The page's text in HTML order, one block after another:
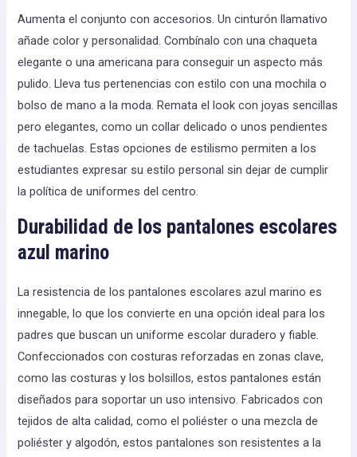
Aumenta el conjunto con accesorios. Un cinturón llamativo
añade color y personalidad. Combínalo con una chaqueta
elegante o una americana para conseguir un aspecto más
pulido. Lleva tus pertenencias con estilo con una mochila o
bolso de mano a la moda. Remata el look con joyas sencillas
pero elegantes, como un collar delicado o unos pendientes
de tachuelas. Estas opciones de estilismo permiten a los
estudiantes expresar su estilo personal sin dejar de cumplir
la política de uniformes del centro.
Durabilidad de los pantalones escolares
azul marino
La resistencia de los pantalones escolares azul marino es
innegable, lo que los convierte en una opción ideal para los
padres que buscan un uniforme escolar duradero y fiable.
Confeccionados con costuras reforzadas en zonas clave,
como las costuras y los bolsillos, estos pantalones están
diseñados para soportar un uso intensivo. Fabricados con
tejidos de alta calidad, como el poliéster o una mezcla de
poliéster y algodón, estos pantalones son resistentes a la